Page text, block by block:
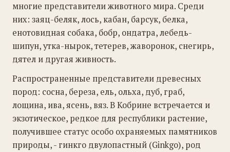
многие представители животного мира. Среди
них: заяц-беляк, лось, кабан, барсук, белка,
енотовидная собака, бобр, ондатра, лебедь-
шипун, утка-нырок, тетерев, жаворонок, снегирь,
дятел и другая живность.
Распространенные представители древесных
пород: сосна, береза, ель, ольха, дуб, граб,
лощина, ива, ясень, вяз. В Кобрине встречается и
экзотическое, редкое для республики растение,
получившее статус особо охраняемых памятников
природы, - гинкго двулопастный (Ginkgo), род